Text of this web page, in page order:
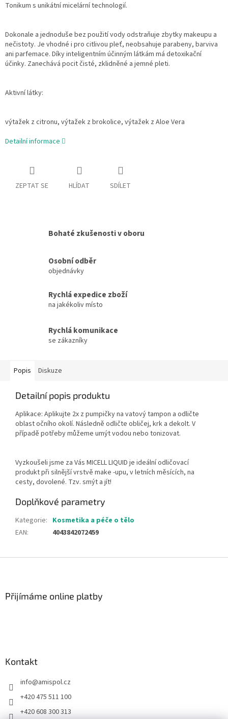
Tonikum s unikátní micelární technologií.
Dokonale a jednoduše bez použití vody odstraňuje zbytky makeupu a
nečistoty. Je vhodné i pro citlivou pleť, neobsahuje parabeny, barviva
ani parfemace. Díky inteligentním účinným látkám má detoxikační
účinky. Zanechává pocit čisté, zklidněné a jemné pleti.
Aktivní látky:
výtažek z citronu, výtažek z brokolice, výtažek z Aloe Vera
Detailní informace
ZEPTAT SE HLÍDAT SDÍLET
Bohaté zkušenosti v oboru
Osobní odběr
objednávky
Rychlá expedice zboží
na jakékoliv místo
Rychlá komunikace
se zákazníky
Popis Diskuze
Detailní popis produktu
Aplikace: Aplikujte 2x z pumpičky na vatový tampon a odličte
oblast očního okolí. Následně odličte obličej, krk a dekolt. V
případě potřeby můžeme umýt vodou nebo tonizovat.
Vyzkoušeli jsme za Vás MICELL LIQUID je ideální odličovací
produkt při silnější vrstvě make -upu, v letních měsících, na
cesty, dovolené. Tzv. smýt a jít!
Doplňkové parametry
Kategorie: Kosmetika a péče o tělo
EAN: 4043842072459
Přijímáme online platby
Kontakt
info@amispol.cz
+420 475 511 100
+420 608 300 313